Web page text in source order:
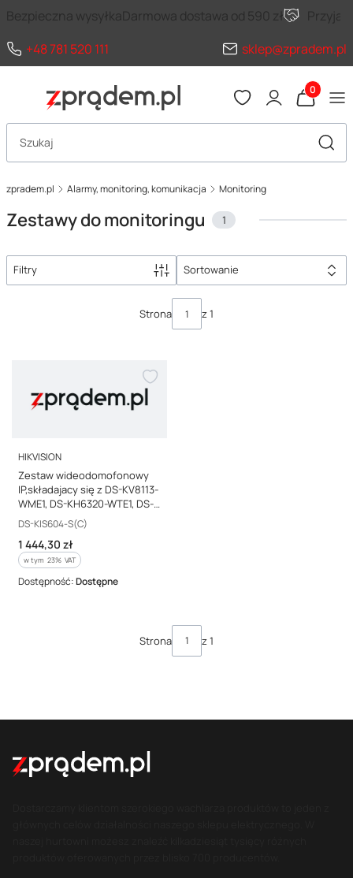
Bezpieczna wysyłkaDarmowa dostawa od 590 zł
+48 781 520 111
sklep@zpradem.pl
Produkty
Otwórz wyszukiwarkę
zpradem.pl Alarmy, monitoring, komunikacja Monitoring
Zestawy do monitoringu 1
Filtry Sortowanie
Strona z 1
PRODUCENT
HIKVISION
Zestaw wideodomofonowy
IP,składajacy się z DS-KV8113-
WME1, DS-KH6320-WTE1, DS-
3E0105P-E/M(B), karta SD
16GB DS-KIS604-S(C)
Kod producenta
DS-KIS604-S(C)
Cena brutto
1 444,30 zł
w tym %s VAT
w tym 23% VAT
Dostępność:Dostępne
Strona z 1